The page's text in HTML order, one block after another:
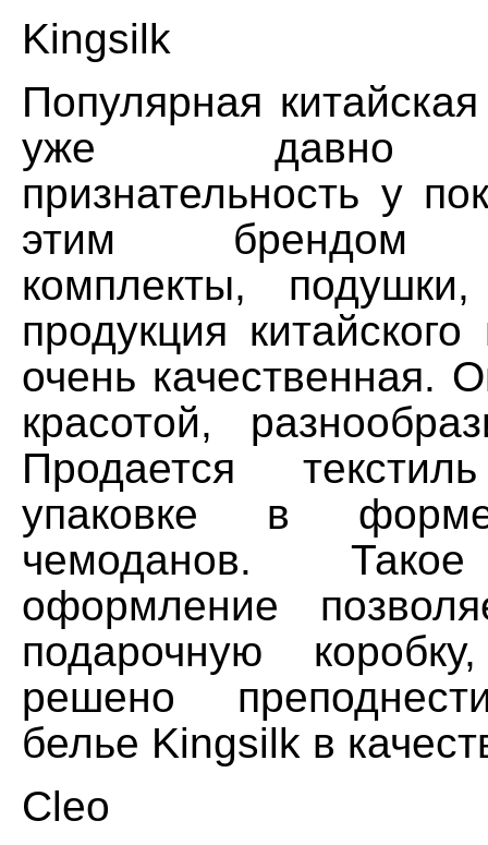
Kingsilk
Популярная
уже давно
признательность у
этим брендом
комплекты,
продукция
очень качественная.
красотой,
Продается
упаковке в
чемоданов.
оформление
подарочную
решено
белье Kingsilk в
Cleo